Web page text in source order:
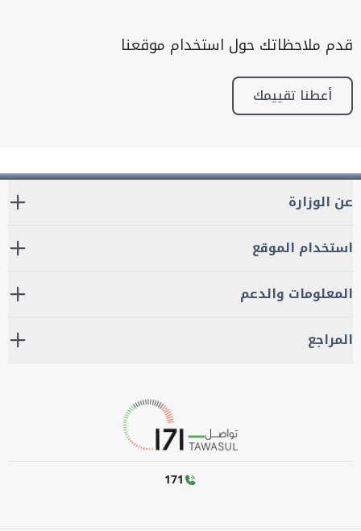
قدم ملاحظاتك حول استخدام موقعنا
أعطنا تقييمك
عن الوزارة
استخدام الموقع
المعلومات والدعم
المراجع
171